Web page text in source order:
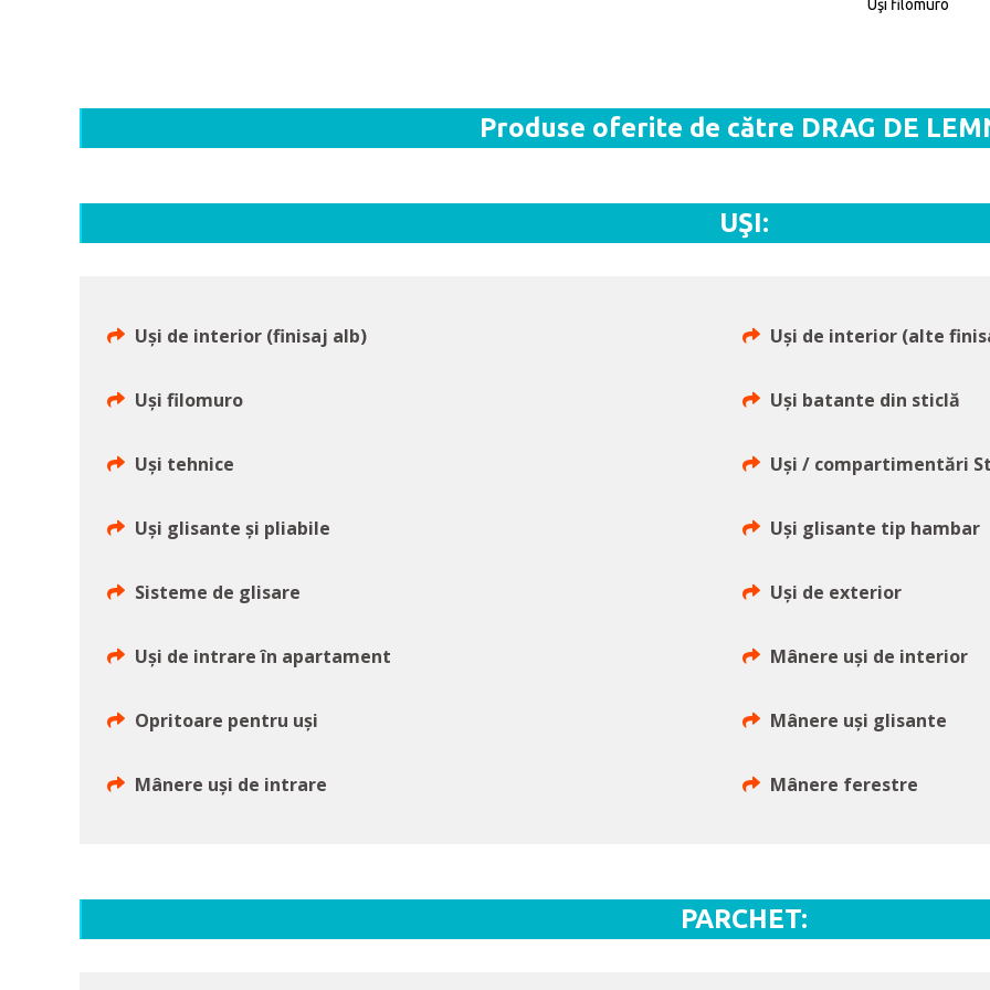
Uşi filomuro
Produse oferite de către DRAG DE
UŞI:
Uși de interior (finisaj alb) Uși de interior (alte
Uși filomuro Uși batante din sticlă
Uși tehnice Uși / compartimentări
Uși glisante și pliabile Uși glisante tip hambar
Sisteme de glisare Uși de exterior
Uși de intrare în apartament Mânere uși de interior
Opritoare pentru uși Mânere uși glisante
Mânere uși de intrare Mânere ferestre
PARCHET: